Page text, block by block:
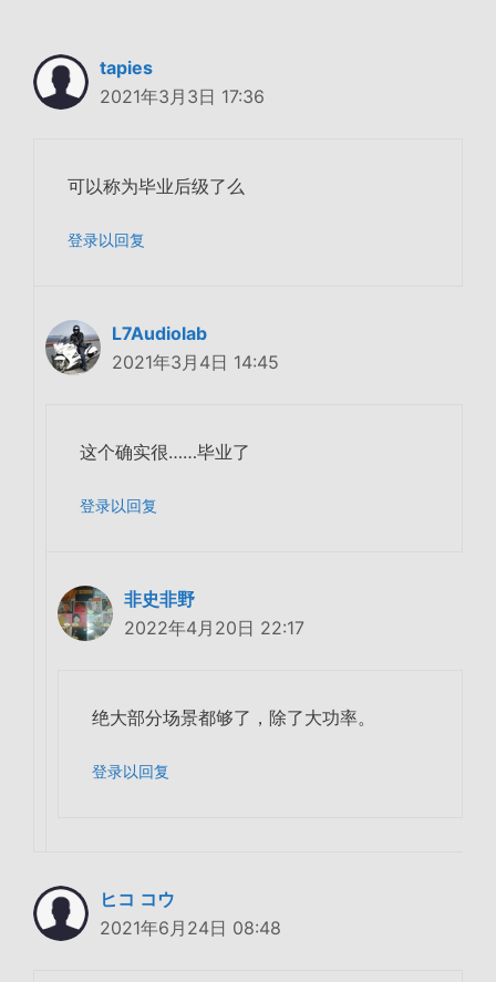
tapies
2021年3月3日 17:36
可以称为毕业后级了么
登录以回复
L7Audiolab
2021年3月4日 14:45
这个确实很……毕业了
登录以回复
非史非野
2022年4月20日 22:17
绝大部分场景都够了，除了大功率。
登录以回复
ヒコ コウ
2021年6月24日 08:48